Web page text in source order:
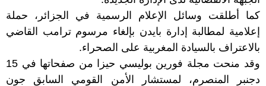
كما أطلقت وسائل الإعلام الرسمية في الجزائر، حملة
إعلامية لمطالبة إدارة بايدن بإلغاء مرسوم ترامب القاضي
بالاعتراف بالسيادة المغربية على الصحراء.
وقد منحت مجلة فورين بوليسي حيزا من صفحاتها في 15
دجنبر المنصرم، لمستشار الأمن القومي السابق جون